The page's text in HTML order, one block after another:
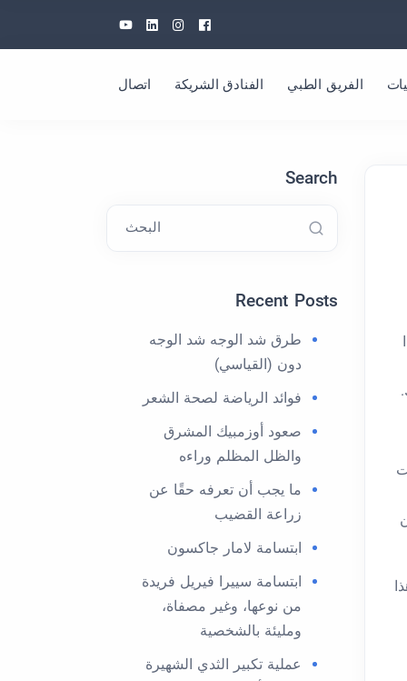
Facebook
Instagram
Linkedin
Youtube
الفريق الطبي الفنادق الشريكة اتصال
يُعدّ هذا
Search
البحث
Recent Posts
طرق شد الوجه شد الوجه
دون (القياسي)
فوائد الرياضة لصحة الشعر
صعود أوزمبيك المشرق
والظل المظلم وراءه
ما يجب أن تعرفه حقًا عن
زراعة القضيب
ابتسامة لامار جاكسون
ابتسامة سييرا فيريل فريدة
من نوعها، وغير مصفاة،
ومليئة بالشخصية
عملية تكبير الثدي الشهيرة